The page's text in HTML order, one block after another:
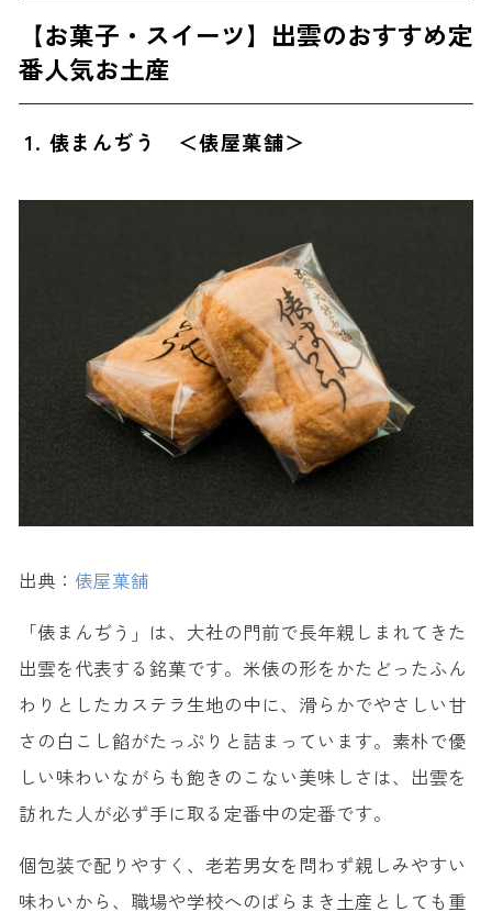
8. 古代出雲コーラ（シロップ） ＜出雲SPICE LAB.＞
【雑貨】出雲のかわいい定番人気お土産
9. 出西窯の器（出西ブルー） ＜出西窯＞
10. 出雲型勾玉 ＜めのや＞
【出雲限定】出雲でしか買えないお土産
13. 神塩 ポチ袋 ＜出雲かみしお＞
14. あごのやき ＜油屋蒲鉾＞
【お菓子・スイーツ】出雲のおすすめ定
番人気お土産
1. 俵まんぢう ＜俵屋菓舗＞
出典： 俵屋菓舗
「俵まんぢう」は、大社の門前で長年親しまれてきた
出雲を代表する銘菓です。米俵の形をかたどったふん
わりとしたカステラ生地の中に、滑らかでやさしい甘
さの白こし餡がたっぷりと詰まっています。素朴で優
しい味わいながらも飽きのこない美味しさは、出雲を
訪れた人が必ず手に取る定番中の定番です。
個包装で配りやすく、老若男女を問わず親しみやすい
味わいから、職場や学校へのばらまき土産としても重